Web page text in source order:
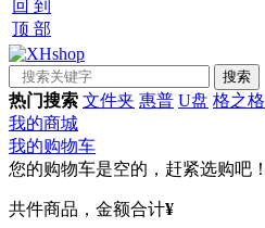
回 到
顶 部
热门搜索 文件夹 惠普 U盘 格之格
我的商城
我的购物车
您的购物车是空的，赶紧选购吧！
共件商品，金额合计¥